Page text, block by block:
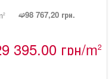
2 ➫98 767,20 грн.
395,00 грн/m2